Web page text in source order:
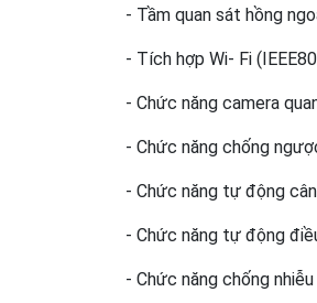
- Tầm quan sát hồng
- Tích hợp Wi- Fi
- Chức năng camera
- Chức năng chống
- Chức năng tự động
- Chức năng tự động
- Chức năng chống